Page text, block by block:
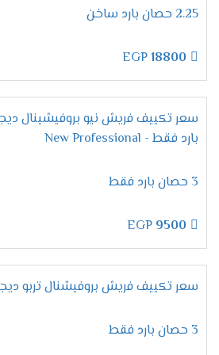
مميزات تكييف
يحتوى تكييف فريش على احدث
العميل بها وهى الانفرتر
استهلاك الكهرباء التى تعمل
توتر او قلق من التعرض لمشكله
نستخدم الان جهاز مكيف يعمل
وفى نفس الوقت يمكننا
الغرفه وعدم الشعور بدرجات
نستطيع استخدامه فى فصل
هنستمتع بجهاز عالى الكفاءة
2.25 حصان بارد ساخن
18800
بارد فقط - New Professional
3 حصان بارد فقط
9500
سعر تكييف فريش بروفيشنال تربو ديجيتال
3 حصان بارد فقط